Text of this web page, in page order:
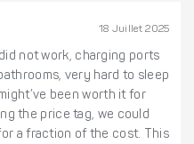
18 Juillet 2025
did not work, charging ports
very hard to sleep
been worth it for
the price tag, we could
a fraction of the cost. This